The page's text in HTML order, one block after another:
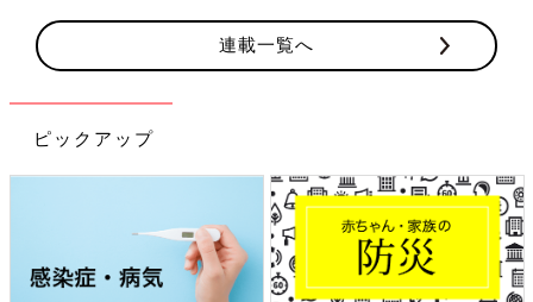
連載一覧へ
ピックアップ